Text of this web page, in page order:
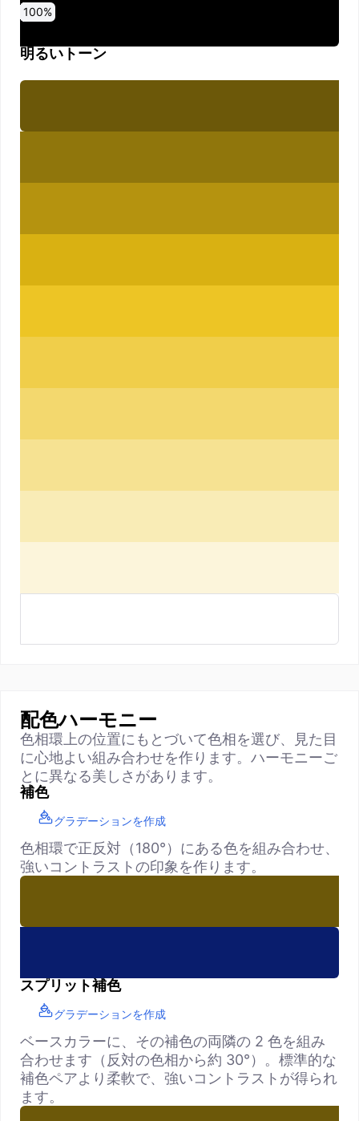
明るいトーン
0%
10%
20%
30%
40%
50%
60%
70%
80%
90%
100%
配色ハーモニー
色相環上の位置にもとづいて色相を選び、見た目
に心地よい組み合わせを作ります。ハーモニーご
とに異なる美しさがあります。
補色
グラデーションを作成
色相環で正反対（180°）にある色を組み合わせ、
強いコントラストの印象を作ります。
スプリット補色
グラデーションを作成
ベースカラーに、その補色の両隣の 2 色を組み
合わせます（反対の色相から約 30°）。標準的な
補色ペアより柔軟で、強いコントラストが得られ
ます。